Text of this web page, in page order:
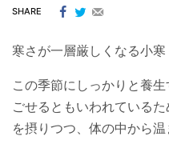
SHARE
寒さが一層厳しくなる小寒
この季節にしっかりと養
ごせるともいわれている
を摂りつつ、体の中から